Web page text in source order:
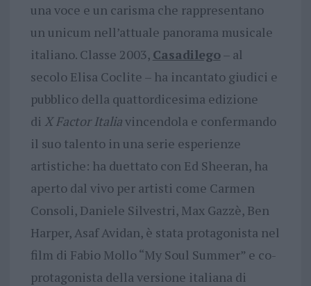
una voce e un carisma che rappresentano
un unicum nell’attuale panorama musicale
italiano. Classe 2003, Casadilego– al
secolo Elisa Coclite – ha incantato giudici e
pubblico della quattordicesima edizione
di X Factor Italiavincendola e confermando
il suo talento in una serie esperienze
artistiche: ha duettato con Ed Sheeran, ha
aperto dal vivo per artisti come Carmen
Consoli, Daniele Silvestri, Max Gazzè, Ben
Harper, Asaf Avidan, è stata protagonista nel
film di Fabio Mollo “My Soul Summer” e co-
protagonista della versione italiana di